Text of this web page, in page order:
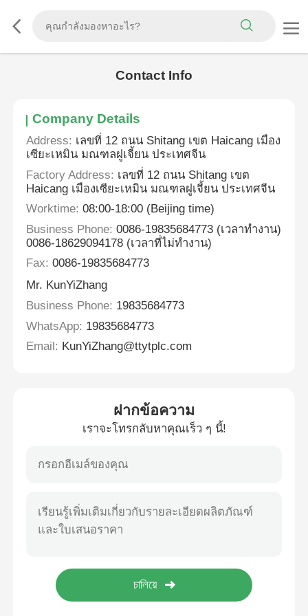
Contact Info
Company Details
Address: เลขที่ 12 ถนน Shitang เขต Haicang เมือง
เซียะเหมิน มณฑลฝูเจี้ยน ประเทศจีน
Factory Address: เลขที่ 12 ถนน Shitang เขต
Haicang เมืองเซียะเหมิน มณฑลฝูเจี้ยน ประเทศจีน
Worktime: 08:00-18:00 (Beijing time)
Business Phone: 0086-19835684773 (เวลาทำงาน)
0086-18629094178 (เวลาที่ไม่ทำงาน)
Fax: 0086-19835684773
Mr. KunYiZhang
Business Phone: 19835684773
WhatsApp: 19835684773
Email: KunYiZhang@ttytplc.com
ฝากข้อความ
เราจะโทรกลับหาคุณเร็ว ๆ นี้!